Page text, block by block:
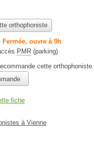
orthophoniste
Fermée, ouvre à 9h
PMR (parking)
cette orthophoniste.
fiche
à Vienne